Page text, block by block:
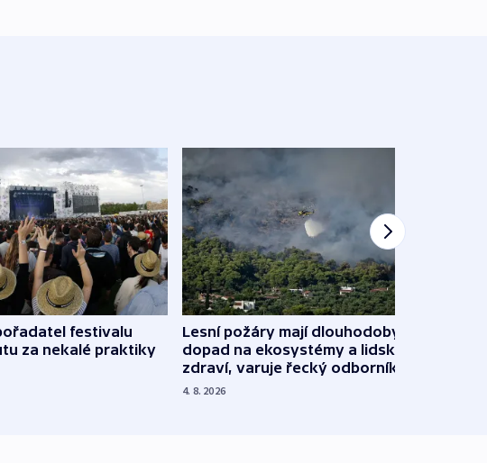
festivalu
za nekalé praktiky
Lesní požáry mají dlouhodobý
dopad na ekosystémy a lidské
zdraví, varuje řecký odborník
4. 8. 2026